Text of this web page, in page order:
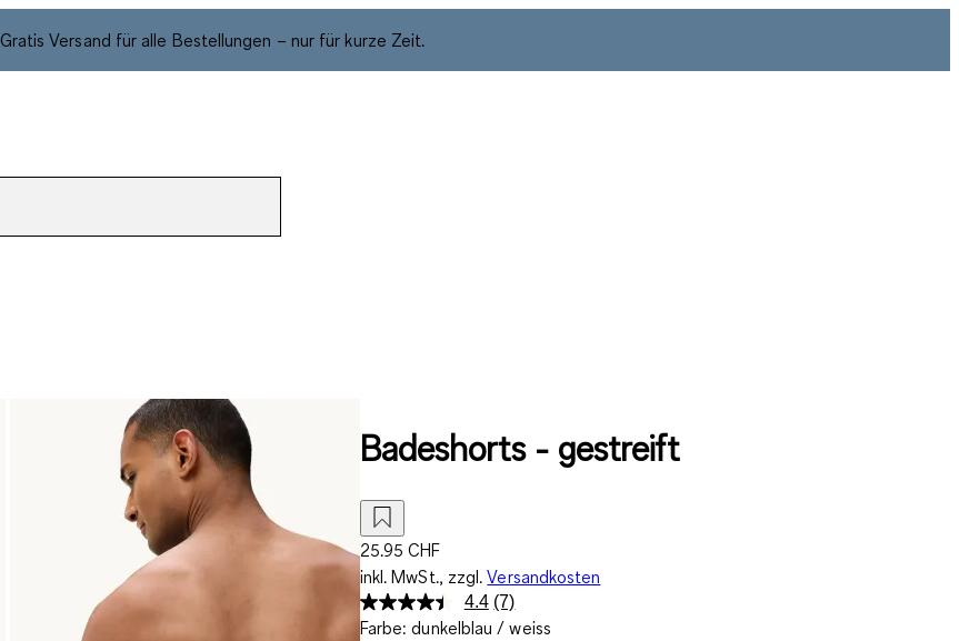
Gratis Versand für alle Bestellungen – nur für kurze Zeit.
Badeshorts - gestreift
25.95 CHF
inkl. MwSt., zzgl. Versandkosten
4.4 7
Bewertungen
(7)
Farbe: dunkelblau / weiss